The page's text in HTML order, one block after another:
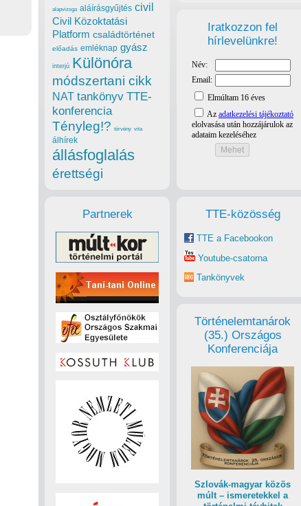
Iratkozzon fel
hírlevelünkre!
TTE-közösség
TTE a Facebookon
Youtube-csatorna
Tankönyvek
Történelemtanárok
(35.) Országos
Konferenciája
Szlovák-magyar közös
múlt – ismeretekkel a
alapvizsga aláírásgyűjtés civil
Civil Közoktatási
Platform családtörténet
előadás emléknap gyász
interjú Különóra
módszertani cikk
NAT tankönyv TTE-
konferencia
Tényleg!? törvény vita
álhírek
állásfoglalás
érettségi
Partnerek